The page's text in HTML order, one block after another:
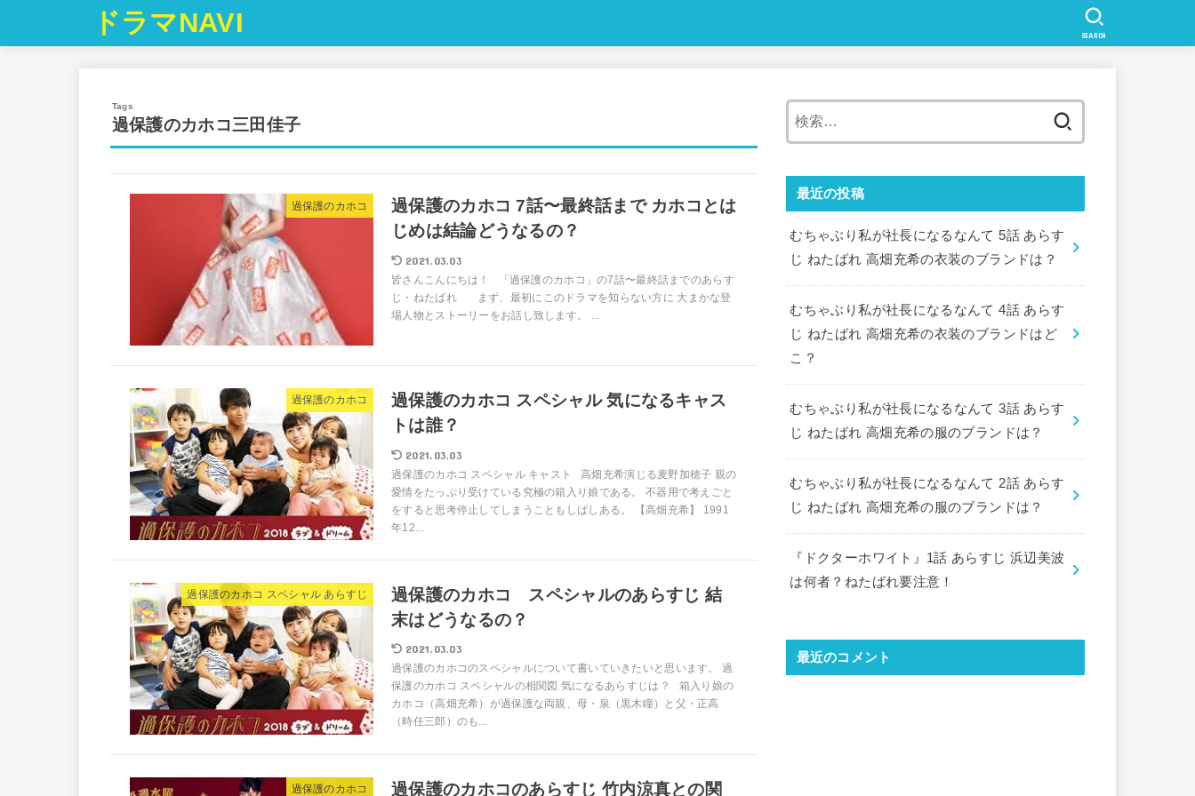
ドラマNAVI SEARCH
過保護のカホコ三田佳子
過保護のカホコ
過保護のカホコ 7話〜最終話まで カホコとは
じめは結論どうなるの？
2021.03.03
皆さんこんにちは！ 「過保護のカホコ」の7話〜最終話までのあらす
じ・ねたばれ まず、最初にこのドラマを知らない方に 大まかな登
場人物とストーリーをお話し致します。 ...
過保護のカホコ
過保護のカホコ スペシャル 気になるキャス
トは誰？
2021.03.03
過保護のカホコ スペシャル キャスト 高畑充希演じる麦野加穂子 親の
愛情をたっぷり受けている究極の箱入り娘である。 不器用で考えごと
をすると思考停止してしまうこともしばしある。 【高畑充希】 1991
年12...
過保護のカホコ スペシャル あらすじ
過保護のカホコ スペシャルのあらすじ 結
末はどうなるの？
2021.03.03
過保護のカホコのスペシャルについて書いていきたいと思います。 過
保護のカホコ スペシャルの相関図 気になるあらすじは？ 箱入り娘の
カホコ（高畑充希）が過保護な両親、母・泉（黒木瞳）と父・正高
（時任三郎）のも...
過保護のカホコ 過保護のカホコのあらすじ 竹内涼真との関
最近の投稿
むちゃぶり私が社長になるなんて 5話 あらす
じ ねたばれ 高畑充希の衣装のブランドは？
むちゃぶり私が社長になるなんて 4話 あらす
じ ねたばれ 高畑充希の衣装のブランドはど
こ？
むちゃぶり私が社長になるなんて 3話 あらす
じ ねたばれ 高畑充希の服のブランドは？
むちゃぶり私が社長になるなんて 2話 あらす
じ ねたばれ 高畑充希の服のブランドは？
『ドクターホワイト』1話 あらすじ 浜辺美波
は何者？ねたばれ要注意！
最近のコメント